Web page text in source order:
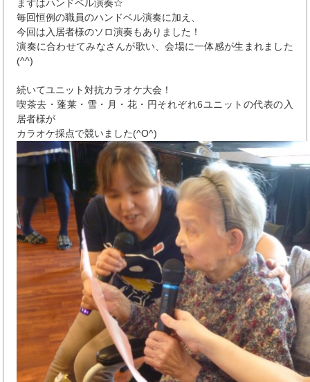
まずはハンドベル演奏☆
毎回恒例の職員のハンドベル演奏に加え、
今回は入居者様のソロ演奏もありました！
演奏に合わせてみなさんが歌い、会場に一体感が生まれました
(^^)
続いてユニット対抗カラオケ大会！
喫茶去・蓬莱・雪・月・花・円それぞれ6ユニットの代表の入
居者様が
カラオケ採点で競いました(^O^)